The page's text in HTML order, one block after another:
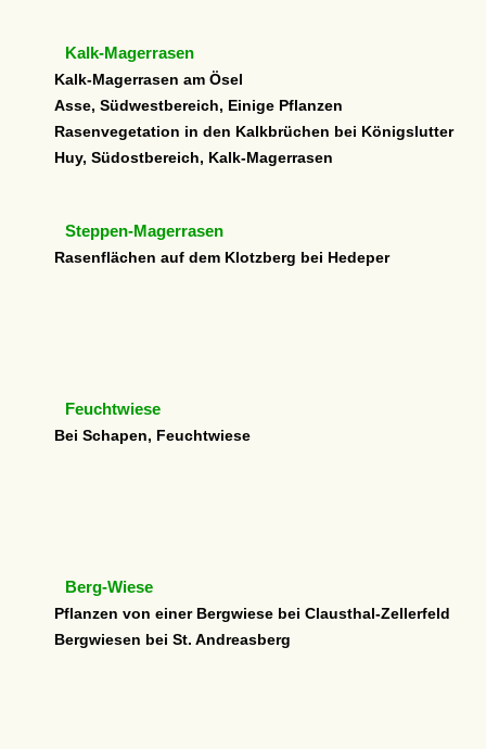
Kalk-Magerrasen
Kalk-Magerrasen am Ösel
Asse, Südwestbereich, Einige Pflanzen
Rasenvegetation in den Kalkbrüchen bei Königslutter
Huy, Südostbereich, Kalk-Magerrasen
Steppen-Magerrasen
Rasenflächen auf dem Klotzberg bei Hedeper
Feuchtwiese
Bei Schapen, Feuchtwiese
Berg-Wiese
Pflanzen von einer Bergwiese bei Clausthal-Zellerfeld
Bergwiesen bei St. Andreasberg